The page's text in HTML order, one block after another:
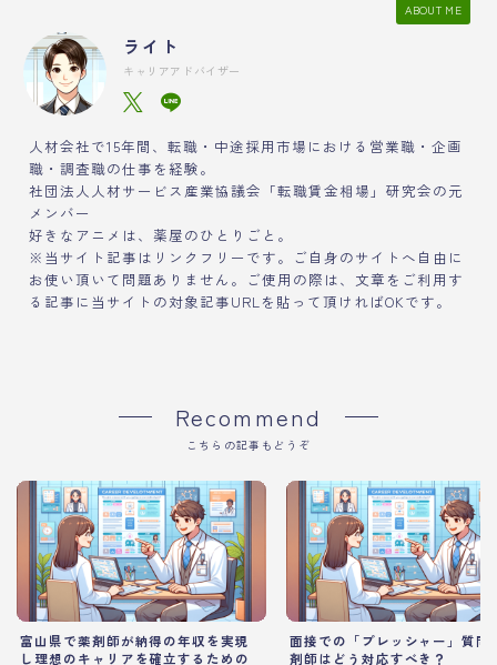
ABOUT ME
ライト
キャリアアドバイザー
人材会社で15年間、転職・中途採用市場における営業職・企画
職・調査職の仕事を経験。
社団法人人材サービス産業協議会「転職賃金相場」研究会の元
メンバー
好きなアニメは、薬屋のひとりごと。
※当サイト記事はリンクフリーです。ご自身のサイトへ自由に
お使い頂いて問題ありません。ご使用の際は、文章をご利用す
る記事に当サイトの対象記事URLを貼って頂ければOKです。
Recommend
こちらの記事もどうぞ
富山県で薬剤師が納得の年収を実現
し理想のキャリアを確立するための
面接での「プレッシャー」質問
剤師はどう対応すべき？